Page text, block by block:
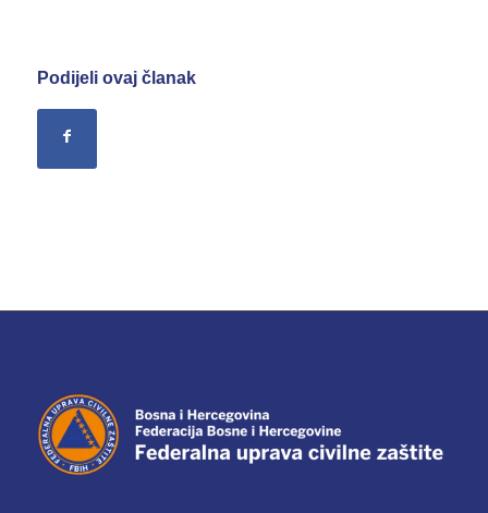
Podijeli ovaj članak